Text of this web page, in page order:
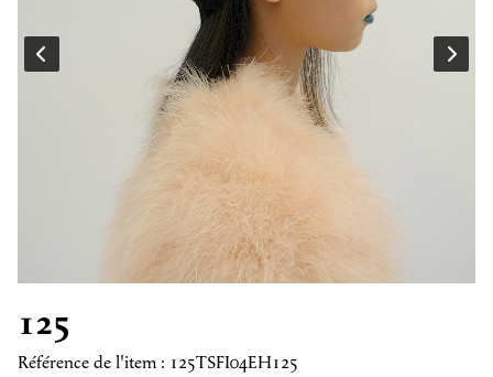
125
Référence de l'item : 125TSFI04EH125